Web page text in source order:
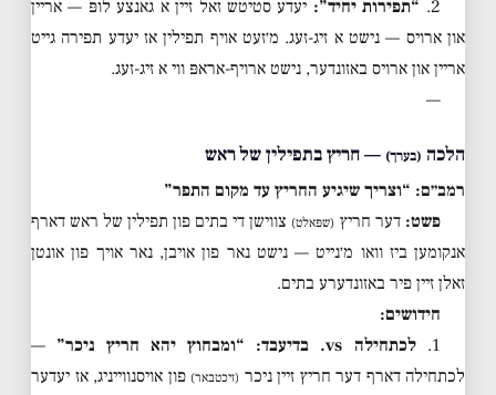
2. “תפירות יחיד”: יעדע סטיטש זאל זיין א גאנצע לופּ — אריין
און ארויס — נישט א זיג-זעג. מ׳זעט אויף תפילין אז יעדע תפירה גייט
אריין און ארויס באזונדער, נישט ארויף-אראפּ ווי א זיג-זעג.
—
הלכה (בערך) — חריץ בתפילין של ראש
רמב״ם: “וצריך שיגיע החריץ עד מקום התפר”
פשט: דער חריץ (שפּאלט) צווישן די בתים פון תפילין של ראש דארף
אנקומען ביז וואו מ׳נייט — נישט נאר פון אויבן, נאר אויך פון אונטן
זאלן זיין פיר באזונדערע בתים.
חידושים:
1.
לכתחילה vs. בדיעבד: “ומבחוץ יהא חריץ ניכר” —
לכתחילה דארף דער חריץ זיין ניכר (זיכטבאר) פון אויסנווייניג, אז יעדער